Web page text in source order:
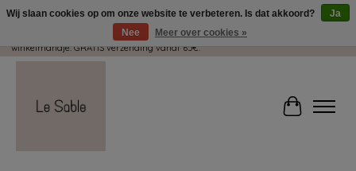
Wij pakken met plezier jouw kadootjes GRATIS in! Duid dit zeker aan in je
winkelmandje. GRATIS verzending vanaf 65€.
Wij slaan cookies op om onze website te verbeteren. Is dat akkoord?
Ja
Nee
Meer over cookies »